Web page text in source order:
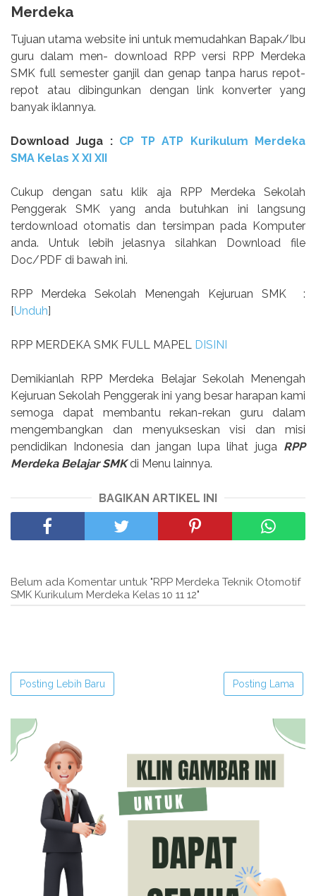
Merdeka
Tujuan utama website ini untuk memudahkan Bapak/Ibu
guru dalam men- download RPP versi RPP Merdeka
SMK full semester ganjil dan genap tanpa harus repot-
repot atau dibingunkan dengan link konverter yang
banyak iklannya.
Download Juga : CP TP ATP Kurikulum Merdeka
SMA Kelas X XI XII
Cukup dengan satu klik aja RPP Merdeka Sekolah
Penggerak SMK yang anda butuhkan ini langsung
terdownload otomatis dan tersimpan pada Komputer
anda. Untuk lebih jelasnya silahkan Download file
Doc/PDF di bawah ini.
RPP Merdeka Sekolah Menengah Kejuruan SMK
:
[Unduh]
RPP MERDEKA SMK FULL MAPEL DISINI
Demikianlah RPP Merdeka Belajar Sekolah Menengah
Kejuruan Sekolah Penggerak ini yang besar harapan kami
semoga dapat membantu rekan-rekan guru dalam
mengembangkan dan menyukseskan visi dan misi
pendidikan Indonesia dan jangan lupa lihat juga RPP
Merdeka Belajar SMK di Menu lainnya.
BAGIKAN ARTIKEL INI
Belum ada Komentar untuk "RPP Merdeka Teknik Otomotif
SMK Kurikulum Merdeka Kelas 10 11 12"
Posting Lebih Baru Posting Lama